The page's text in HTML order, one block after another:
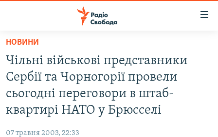
Перейти
основного
матеріалу
Перейти
до
основної
ВСЕ ЗА ДОБУ
СТАТТІ
НОВИНИ
Чільні військові представники
Сербії та Чорногорії провели
сьогодні переговори в штаб-
квартирі НАТО у Брюсселі
07 травня 2003, 22:33